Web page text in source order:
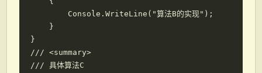
        Console.WriteLine("算法B的实现");
    }
}
/// <summary>
/// 具体算法C